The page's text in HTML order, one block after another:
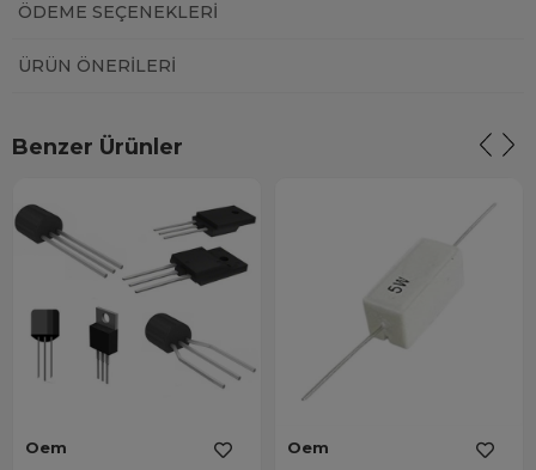
ÖDEME SEÇENEKLERI
ÜRÜN ÖNERILERI
Benzer Ürünler
Oem Oem